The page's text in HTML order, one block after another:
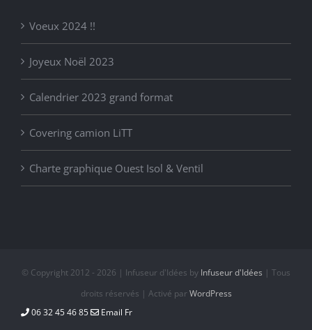
Voeux 2024 !!
Joyeux Noël 2023
Calendrier 2023 grand format
Covering camion LiTT
Charte graphique Ouest Isol & Ventil
© Copyright 2012 - 2026 | Infuseur d'Idées by Infuseur d'Idées | Tous
droits réservés | Activé parWordPress
06 32 45 46 85
Email Fr